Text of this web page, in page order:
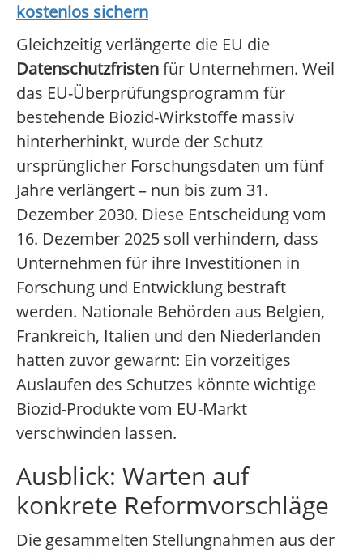
kostenlos sichern
Gleichzeitig verlängerte die EU die
Datenschutzfristenfür Unternehmen. Weil
das EU-Überprüfungsprogramm für
bestehende Biozid-Wirkstoffe massiv
hinterherhinkt, wurde der Schutz
ursprünglicher Forschungsdaten um fünf
Jahre verlängert – nun bis zum 31.
Dezember 2030. Diese Entscheidung vom
16. Dezember 2025 soll verhindern, dass
Unternehmen für ihre Investitionen in
Forschung und Entwicklung bestraft
werden. Nationale Behörden aus Belgien,
Frankreich, Italien und den Niederlanden
hatten zuvor gewarnt: Ein vorzeitiges
Auslaufen des Schutzes könnte wichtige
Biozid-Produkte vom EU-Markt
verschwinden lassen.
Ausblick: Warten auf
konkrete Reformvorschläge
Die gesammelten Stellungnahmen aus der